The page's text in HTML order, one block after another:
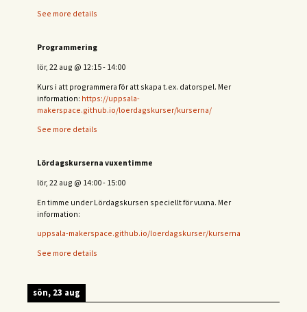
See more details
Programmering
lör, 22 aug @ 12:15- 14:00
Kurs i att programmera för att skapa t.ex. datorspel. Mer
information: https://uppsala-
makerspace.github.io/loerdagskurser/kurserna/
See more details
Lördagskurserna vuxentimme
lör, 22 aug @ 14:00- 15:00
En timme under Lördagskursen speciellt för vuxna. Mer
information:
uppsala-makerspace.github.io/loerdagskurser/kurserna
See more details
sön, 23 aug